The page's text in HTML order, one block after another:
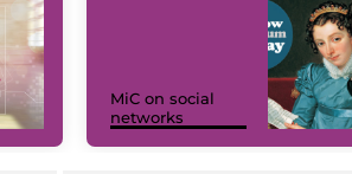
MiC on social
networks